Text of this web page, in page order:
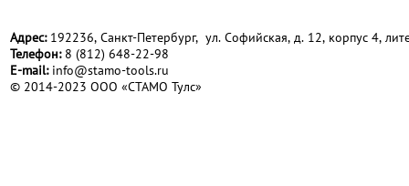
Адрес:192236, Санкт-Петербург, ул. Софийская, д. 12, корпус 4,
Телефон:8 (812) 648-22-98
Е-mail: info@stamo-tools.ru
© 2014-2023 ООО «СТАМО Тулс»